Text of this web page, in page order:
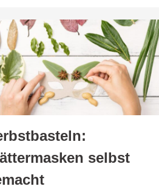
selbst